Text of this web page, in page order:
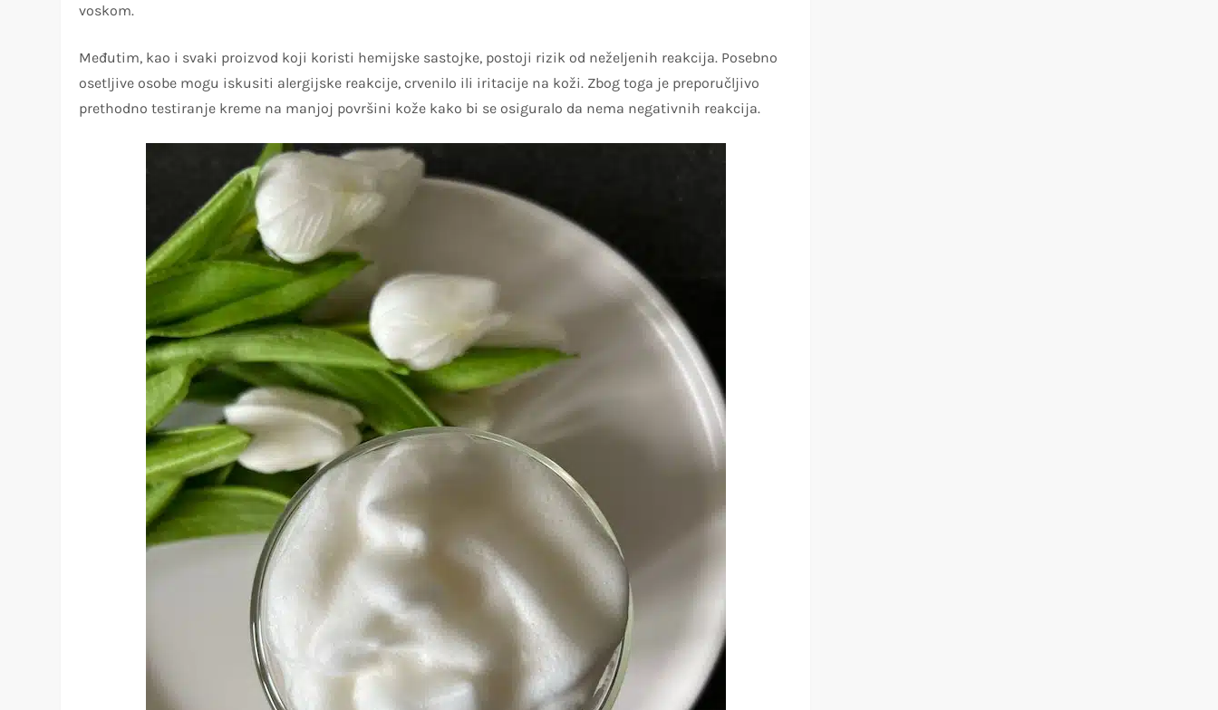
voskom.
Međutim, kao i svaki proizvod koji koristi hemijske sastojke, postoji rizik od neželjenih reakcija. Posebno
osetljive osobe mogu iskusiti alergijske reakcije, crvenilo ili iritacije na koži. Zbog toga je preporučljivo
prethodno testiranje kreme na manjoj površini kože kako bi se osiguralo da nema negativnih reakcija.